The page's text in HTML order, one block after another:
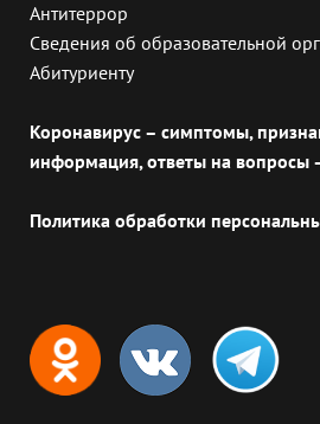
Антитеррор
Сведения об образовательной
Абитуриенту
Коронавирус – симптомы,
информация, ответы на вопросы
Политика обработки